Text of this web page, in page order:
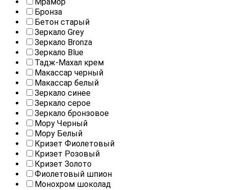
Мрамор
Бронза
Бетон старый
Зеркало Grey
Зеркало Bronza
Зеркало Blue
Тадж-Махал крем
Макассар черный
Макассар белый
Зеркало синее
Зеркало серое
Зеркало бронзовое
Мору Черный
Мору Белый
Кризет Фиолетовый
Кризет Розовый
Кризет Золото
Фиолетовый шпион
Монохром шоколад